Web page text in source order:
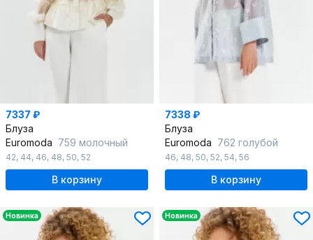
7337 ₽
Блуза
Euromoda 759 молочный
42, 44, 46, 48, 50, 52
В корзину
7338 ₽
Блуза
Euromoda 762 голубой
46, 48, 50, 52, 54, 56
В корзину
Новинка Новинка